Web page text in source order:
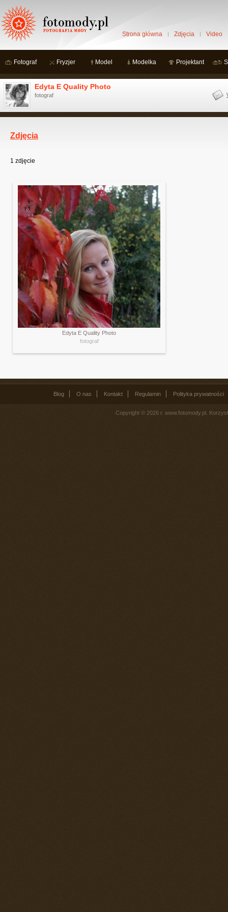
Strona główna Zdjęcia Video
Fotograf Fryzjer Model Modelka Projektant
Edyta E Quality Photo
fotograf
Zdjęcia
1 zdjęcie
Edyta E Quality Photo
fotograf
Blog O nas Kontakt Regulamin Polityka prywatności
Copyright © 2026 r. www.fotomody.pl.